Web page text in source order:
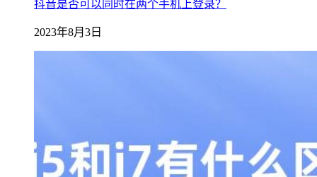
抖音是否可以同时在两个手机上登录？
2023年8月3日